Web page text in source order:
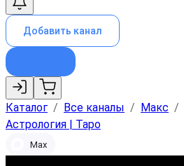
Добавить канал
Каталог / Все каналы / Макс /
Астрология | Таро
Max